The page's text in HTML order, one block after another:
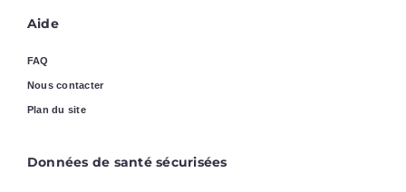
Aide
FAQ
Nous contacter
Plan du site
Données de santé sécurisées